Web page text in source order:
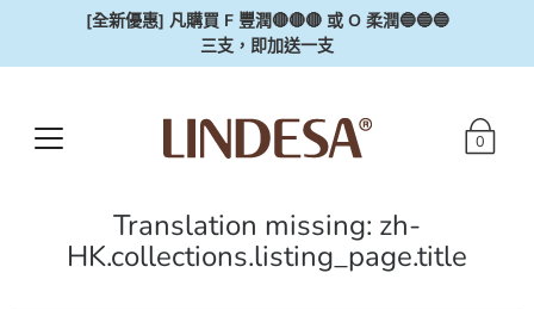
[全新優惠] 凡購買 F 豐潤🔴🔴🔴 或 O 柔潤🔵🔵🔵
三支，即加送一支
0
Translation missing: zh-
HK.collections.listing_page.title